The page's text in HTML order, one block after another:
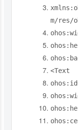
m/res/
<Text
ohos: id